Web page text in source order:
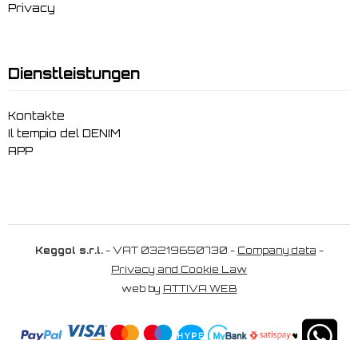
Privacy
Dienstleistungen
Kontakte
Il tempio del DENIM
APP
Keggol s.r.l.- VAT 03219650730 - Company data -
Privacy and Cookie Law
web by ATTIVA WEB